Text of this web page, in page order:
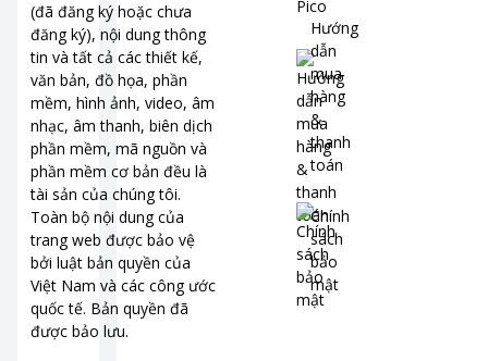
(đã đăng ký hoặc chưa
đăng ký), nội dung thông
tin và tất cả các thiết kế,
văn bản, đồ họa, phần
mềm, hình ảnh, video, âm
nhạc, âm thanh, biên dịch
phần mềm, mã nguồn và
phần mềm cơ bản đều là
tài sản của chúng tôi.
Toàn bộ nội dung của
trang web được bảo vệ
bởi luật bản quyền của
Việt Nam và các công ước
quốc tế. Bản quyền đã
được bảo lưu.
Hướng
dẫn
mua
hàng
&
thanh
toán
Chính
sách
bảo
mật